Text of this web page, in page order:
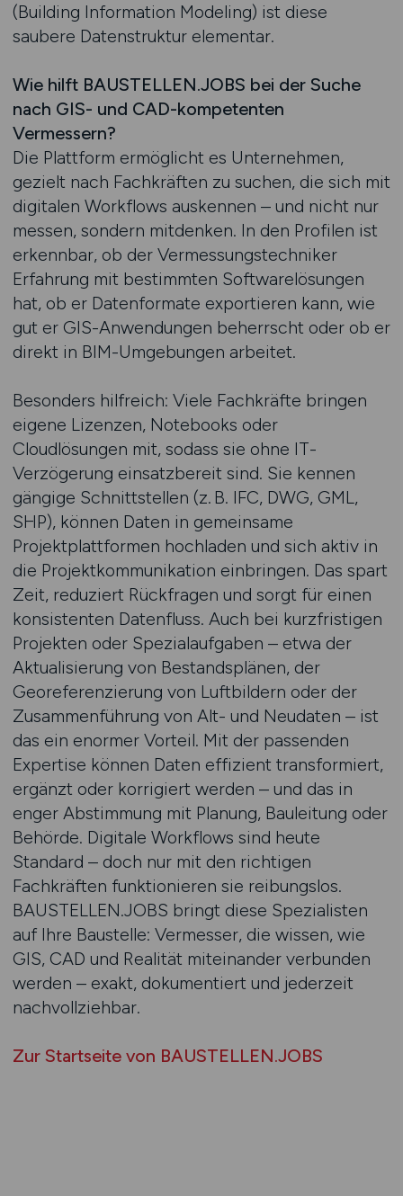
(Building Information Modeling) ist diese
saubere Datenstruktur elementar.
Wie hilft BAUSTELLEN.JOBS bei der Suche
nach GIS- und CAD-kompetenten
Vermessern?
Die Plattform ermöglicht es Unternehmen,
gezielt nach Fachkräften zu suchen, die sich mit
digitalen Workflows auskennen – und nicht nur
messen, sondern mitdenken. In den Profilen ist
erkennbar, ob der Vermessungstechniker
Erfahrung mit bestimmten Softwarelösungen
hat, ob er Datenformate exportieren kann, wie
gut er GIS-Anwendungen beherrscht oder ob er
direkt in BIM-Umgebungen arbeitet.
Besonders hilfreich: Viele Fachkräfte bringen
eigene Lizenzen, Notebooks oder
Cloudlösungen mit, sodass sie ohne IT-
Verzögerung einsatzbereit sind. Sie kennen
gängige Schnittstellen (z. B. IFC, DWG, GML,
SHP), können Daten in gemeinsame
Projektplattformen hochladen und sich aktiv in
die Projektkommunikation einbringen. Das spart
Zeit, reduziert Rückfragen und sorgt für einen
konsistenten Datenfluss. Auch bei kurzfristigen
Projekten oder Spezialaufgaben – etwa der
Aktualisierung von Bestandsplänen, der
Georeferenzierung von Luftbildern oder der
Zusammenführung von Alt- und Neudaten – ist
das ein enormer Vorteil. Mit der passenden
Expertise können Daten effizient transformiert,
ergänzt oder korrigiert werden – und das in
enger Abstimmung mit Planung, Bauleitung oder
Behörde. Digitale Workflows sind heute
Standard – doch nur mit den richtigen
Fachkräften funktionieren sie reibungslos.
BAUSTELLEN.JOBS bringt diese Spezialisten
auf Ihre Baustelle: Vermesser, die wissen, wie
GIS, CAD und Realität miteinander verbunden
werden – exakt, dokumentiert und jederzeit
nachvollziehbar.
Zur Startseite von BAUSTELLEN.JOBS